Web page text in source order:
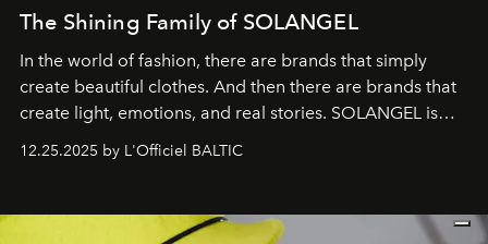
The Shining Family of SOLANGEL
In the world of fashion, there are brands that simply
create beautiful clothes. And then there are brands that
create light, emotions, and real stories. SOLANGEL is
12.25.2025 by L'Officiel BALTIC